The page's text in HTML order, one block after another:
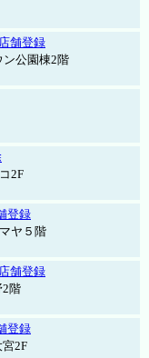
舗登録
公園棟2階
2F
登録
ヤ５階
舗登録
2階
登録
2F